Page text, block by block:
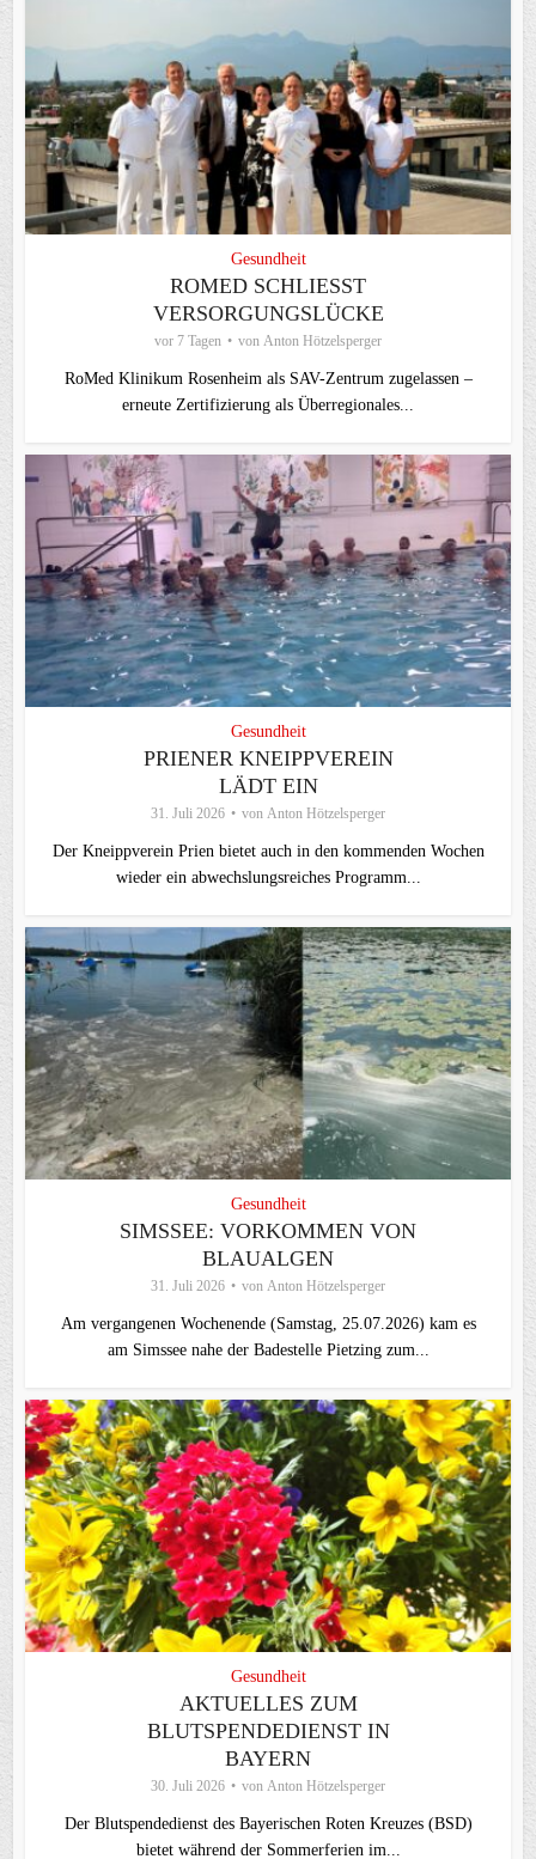
Gesundheit
ROMED SCHLIESST V
ERSORGUNGSLÜCKE
vor 7 Tagen von Anton Hötzelsperger
RoMed Klinikum Rosenheim als SAV-Zentrum zugelassen –
erneute Zertifizierung als Überregionales...
Gesundheit
PRIENER KNEIPPVEREIN
LÄDT EIN
31. Juli 2026 von Anton Hötzelsperger
Der Kneippverein Prien bietet auch in den kommenden Wochen
wieder ein abwechslungsreiches Programm...
Gesundheit
SIMSSEE: VORKOMMEN VON
BLAUALGEN
31. Juli 2026 von Anton Hötzelsperger
Am vergangenen Wochenende (Samstag, 25.07.2026) kam es
am Simssee nahe der Badestelle Pietzing zum...
Gesundheit
AKTUELLES ZUM
BLUTSPENDEDIENST IN
BAYERN
30. Juli 2026 von Anton Hötzelsperger
Der Blutspendedienst des Bayerischen Roten Kreuzes (BSD)
bietet während der Sommerferien im...